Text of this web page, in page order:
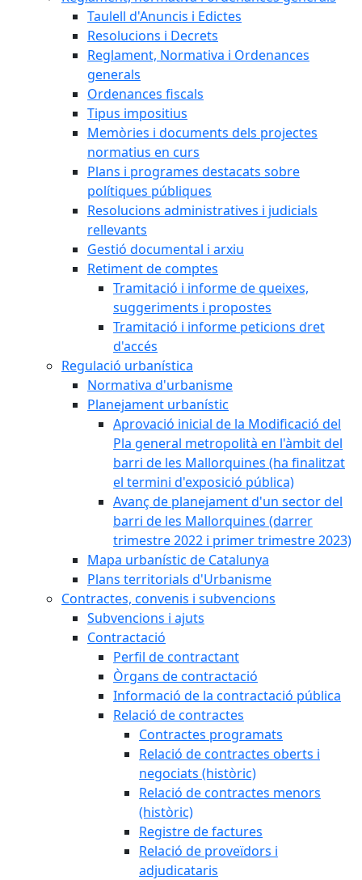
Taulell d'Anuncis i Edictes
Resolucions i Decrets
Reglament, Normativa i Ordenances
generals
Ordenances fiscals
Tipus impositius
Memòries i documents dels projectes
normatius en curs
Plans i programes destacats sobre
polítiques públiques
Resolucions administratives i judicials
rellevants
Gestió documental i arxiu
Retiment de comptes
Tramitació i informe de queixes,
suggeriments i propostes
Tramitació i informe peticions dret
d'accés
Regulació urbanística
Normativa d'urbanisme
Planejament urbanístic
Aprovació inicial de la Modificació del
Pla general metropolità en l'àmbit del
barri de les Mallorquines (ha finalitzat
el termini d'exposició pública)
Avanç de planejament d'un sector del
barri de les Mallorquines (darrer
trimestre 2022 i primer trimestre 2023)
Mapa urbanístic de Catalunya
Plans territorials d'Urbanisme
Contractes, convenis i subvencions
Subvencions i ajuts
Contractació
Perfil de contractant
Òrgans de contractació
Informació de la contractació pública
Relació de contractes
Contractes programats
Relació de contractes oberts i
negociats (històric)
Relació de contractes menors
(històric)
Registre de factures
Relació de proveïdors i
adjudicataris